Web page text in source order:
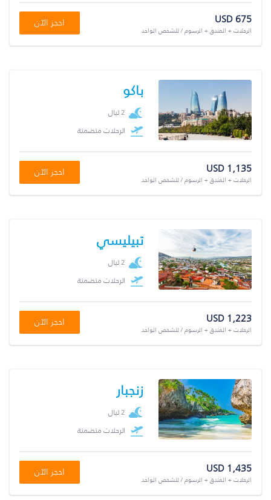
USD 675
الرحلات + الفندق + الرسوم / للشخص الواحد
احجز الآن
باكو
2 ليال
الرحلات متضمنة
USD 1,135
الرحلات + الفندق + الرسوم / للشخص الواحد
احجز الآن
تبيليسي
2 ليال
الرحلات متضمنة
USD 1,223
الرحلات + الفندق + الرسوم / للشخص الواحد
احجز الآن
زنجبار
2 ليال
الرحلات متضمنة
USD 1,435
الرحلات + الفندق + الرسوم / للشخص الواحد
احجز الآن